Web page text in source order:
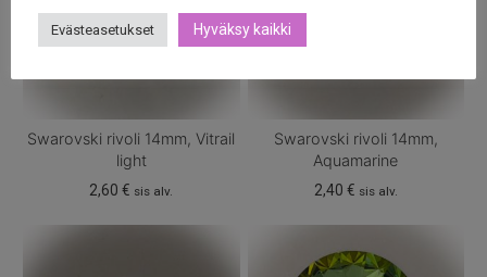
Swarovski rivoli 14mm, Vitrail
light
2,60€ sis alv.
Swarovski rivoli 14mm,
Aquamarine
2,40 € sis alv.
Evästeasetukset Hyväksy kaikki